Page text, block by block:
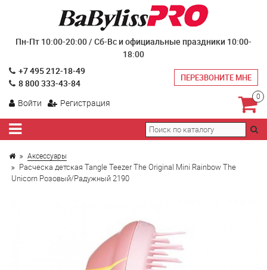
Пн-Пт 10:00-20:00 / Сб-Вс и официальные праздники 10:00-
18:00
+7 495 212-18-49
8 800 333-43-84
ПЕРЕЗВОНИТЕ МНЕ
Войти Регистрация
0
Аксессуары
Расческа детская Tangle Teezer The Original Mini Rainbow The
Unicorn Розовый/Радужный 2190